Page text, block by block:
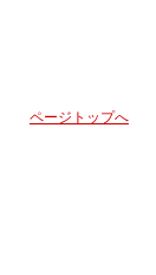
ページトップへ